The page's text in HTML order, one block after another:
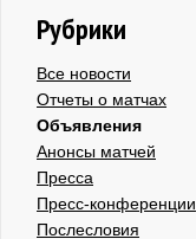
Рубрики
Все новости
Отчеты о матчах
Объявления
Анонсы матчей
Пресса
Пресс-конференции
Послесловия